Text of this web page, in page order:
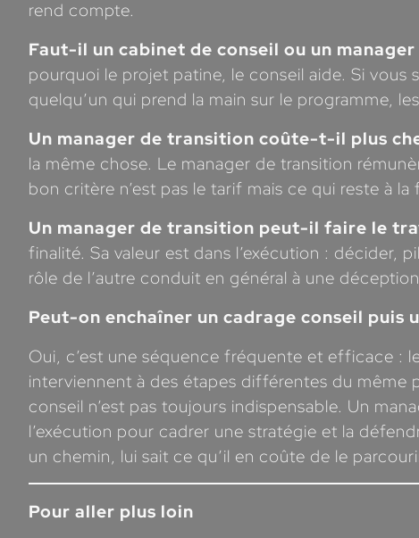
rend compte.
Faut-il un cabinet de conseil ou un
pourquoi le projet patine, le conseil aide. Si vous
quelqu’un qui prend la main sur le programme,
Un manager de transition coûte-t-il plus
la même chose. Le manager de transition
bon critère n’est pas le tarif mais ce qui reste à
Un manager de transition peut-il faire le
finalité. Sa valeur est dans l’exécution : décider,
rôle de l’autre conduit en général à une
Peut-on enchaîner un cadrage conseil puis
Oui, c’est une séquence fréquente et efficace :
interviennent à des étapes différentes du
conseil n’est pas toujours indispensable. Un
l’exécution pour cadrer une stratégie et la
un chemin, lui sait ce qu’il en coûte de le
Pour aller plus loin